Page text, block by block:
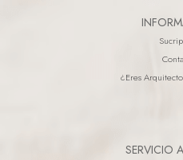
¿eres
SERVICIO